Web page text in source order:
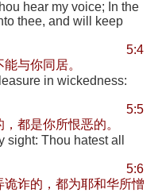
hear my voice; In the
thee, and will keep
5:4
与你同居。
in wickedness:
5:5
都是你所恨恶的。
Thou hatest all
5:6
诈的，都为耶和华所憎